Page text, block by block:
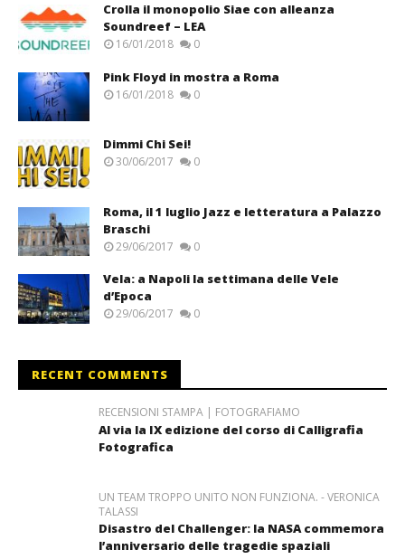
Crolla il monopolio Siae con alleanza
Soundreef – LEA
16/01/2018 0
Pink Floyd in mostra a Roma
16/01/2018 0
Dimmi Chi Sei!
30/06/2017 0
Roma, il 1 luglio Jazz e letteratura a Palazzo
Braschi
29/06/2017 0
Vela: a Napoli la settimana delle Vele
d’Epoca
29/06/2017 0
RECENT COMMENTS
RECENSIONI STAMPA | FOTOGRAFIAMO
Al via la IX edizione del corso di Calligrafia
Fotografica
UN TEAM TROPPO UNITO NON FUNZIONA. - VERONICA
TALASSI
Disastro del Challenger: la NASA commemora
l’anniversario delle tragedie spaziali